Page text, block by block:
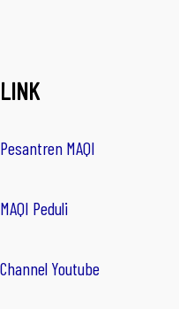
LINK
Pesantren MAQI
MAQI Peduli
Channel Youtube